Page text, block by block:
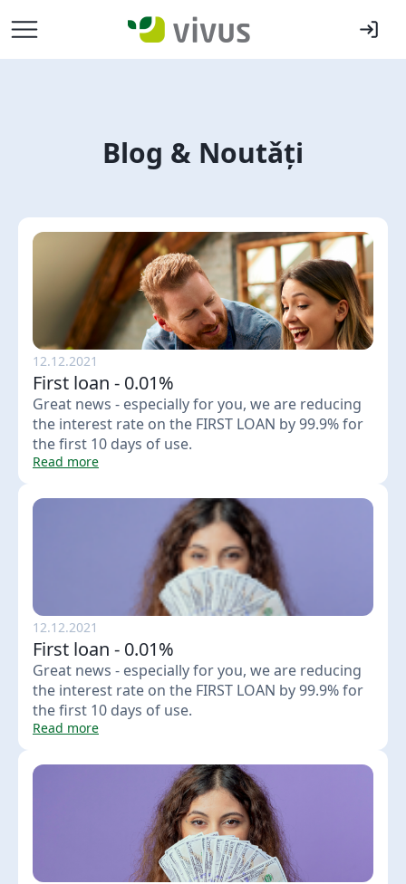
Blog & Noutǎți
12.12.2021
First loan - 0.01%
Great news - especially for you, we are reducing
the interest rate on the FIRST LOAN by 99.9% for
the first 10 days of use.
Read more
12.12.2021
First loan - 0.01%
Great news - especially for you, we are reducing
the interest rate on the FIRST LOAN by 99.9% for
the first 10 days of use.
Read more